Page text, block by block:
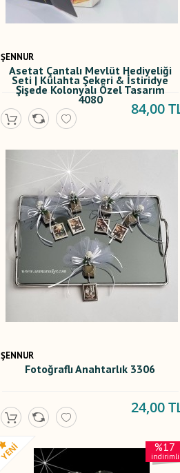
ŞENNUR
Asetat Çantalı Mevlüt Hediyeliği
Seti | Külahta Şekeri & İstiridye
Şişede Kolonyalı Özel Tasarım
4080 84,00
ŞENNUR
Fotoğraflı Anahtarlık 3306
24,00
%17
indirimli